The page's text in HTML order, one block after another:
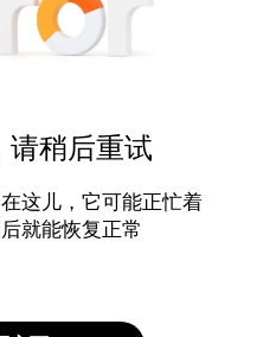
请稍后重试
这儿，它可能正忙着
就能恢复正常